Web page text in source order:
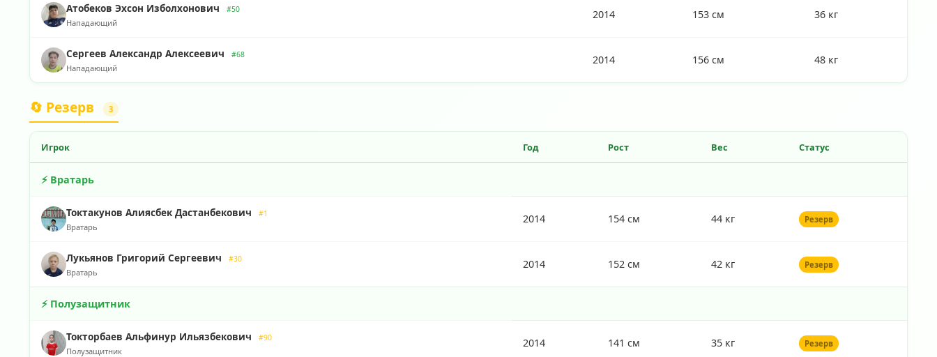
Атобеков Эхсон Изболхонович #50
Нападающий
2014 153 см 36 кг
Сергеев Александр Алексеевич #68
Нападающий
2014 156 см 48 кг
🔄 Резерв 3
Игрок Год Рост Вес Статус
⚡ Вратарь
Токтакунов Алиясбек Дастанбекович #1
Вратарь
2014 154 см 44 кг Резерв
Лукьянов Григорий Сергеевич #30
Вратарь
2014 152 см 42 кг Резерв
⚡ Полузащитник
Токторбаев Альфинур Ильязбекович #90
Полузащитник
2014 141 см 35 кг Резерв